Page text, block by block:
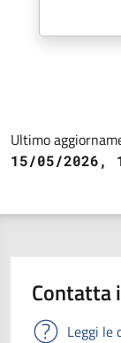
Ultimo
15/05/2026,
Contatta
Leggi le